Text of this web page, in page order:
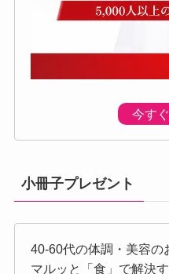
今す
小冊子プレゼント
40-60代の体調・美容の
マルッと「食」で解決